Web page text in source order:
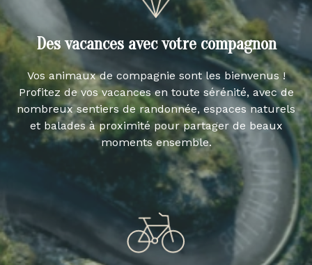
Des vacances avec votre compagnon
Vos animaux de compagnie sont les bienvenus !
Profitez de vos vacances en toute sérénité, avec de
nombreux sentiers de randonnée, espaces naturels
et balades à proximité pour partager de beaux
moments ensemble.